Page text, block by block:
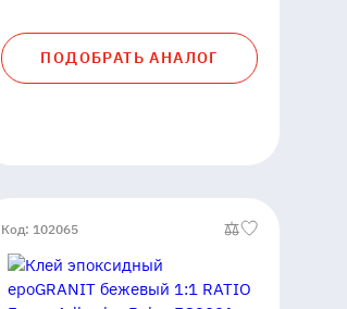
ELKAY
EB30-
TRANS
ПОДОБРАТЬ АНАЛОГ
Код: 102065